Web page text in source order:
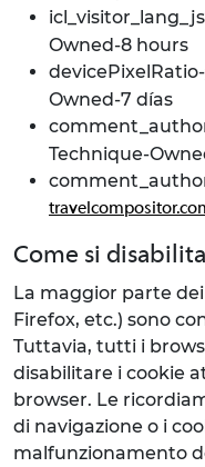
Owned-8 hours
devicePixelRatio-
Owned-7 días
Technique-
Come si
La maggior parte
Firefox, etc.) sono
Tuttavia, tutti i
disabilitare i cookie
browser. Le
di navigazione o i
malfunzionamento